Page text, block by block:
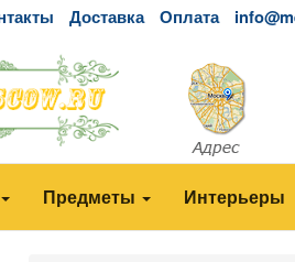
Доставка Оплата
Предметы Интерьеры